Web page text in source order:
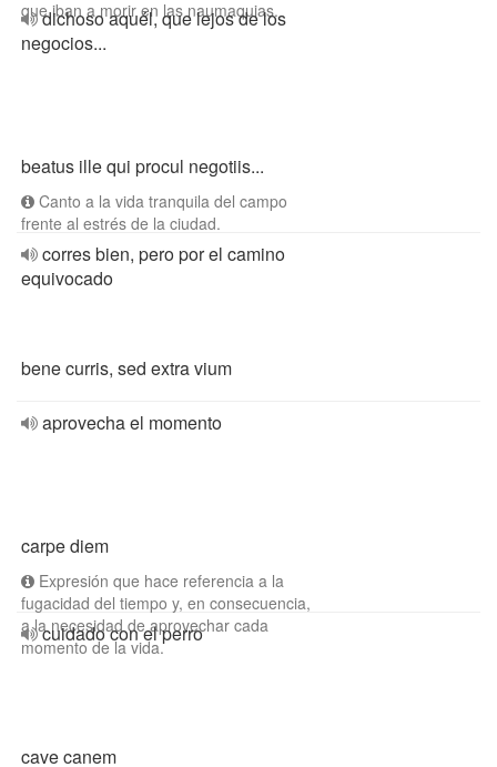
que iban a morir en las naumaquias.
dichoso aquél, que lejos de los
negocios...
beatus ille qui procul negotiis...
Canto a la vida tranquila del campo
frente al estrés de la ciudad.
corres bien, pero por el camino
equivocado
bene curris, sed extra vium
aprovecha el momento
carpe diem
Expresión que hace referencia a la
fugacidad del tiempo y, en consecuencia,
a la necesidad de aprovechar cada
momento de la vida.
cuidado con el perro
cave canem